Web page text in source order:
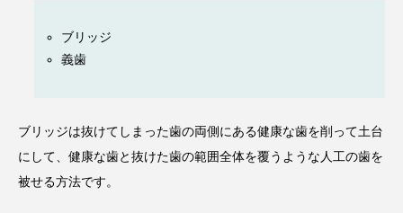
ブリッジ
義歯
ブリッジは抜けてしまった歯の両側にある健康な歯を削って土台
にして、健康な歯と抜けた歯の範囲全体を覆うような人工の歯を
被せる方法です。